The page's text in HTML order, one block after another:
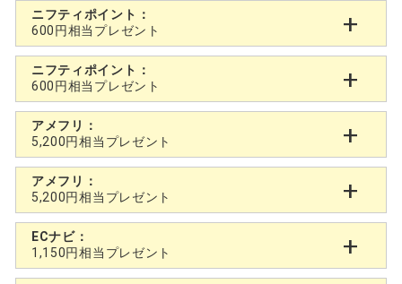
ニフティポイント：
600円相当プレゼント
ニフティポイント：
600円相当プレゼント
アメフリ：
5,200円相当プレゼント
アメフリ：
5,200円相当プレゼント
ECナビ：
1,150円相当プレゼント